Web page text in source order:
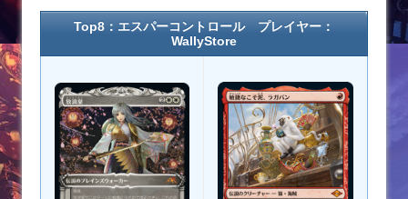
Top8：エスパーコントロール プレイヤー：
WallyStore